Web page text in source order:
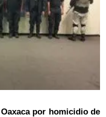
por homicidio de